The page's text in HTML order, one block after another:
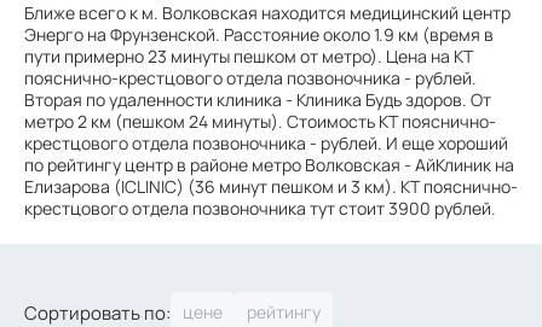
Ближе всего к м. Волковская находится медицинский центр
Энерго на Фрунзенской. Расстояние около 1.9 км (время в
пути примерно 23 минуты пешком от метро). Цена на КТ
пояснично-крестцового отдела позвоночника - рублей.
Вторая по удаленности клиника - Клиника Будь здоров. От
метро 2 км (пешком 24 минуты). Стоимость КТ пояснично-
крестцового отдела позвоночника - рублей. И еще хороший
по рейтингу центр в районе метро Волковская - АйКлиник на
Елизарова (ICLINIC) (36 минут пешком и 3 км). КТ пояснично-
крестцового отдела позвоночника тут стоит 3900 рублей.
Сортировать по: